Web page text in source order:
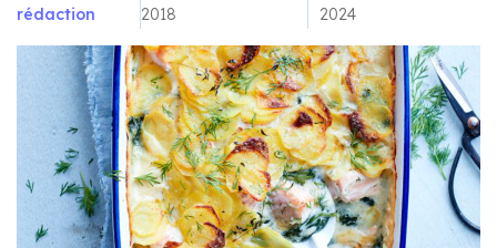
rédaction
2018
2024